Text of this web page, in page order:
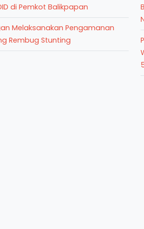
di Pemkot Balikpapan
Melaksanakan Pengamanan
Rembug Stunting